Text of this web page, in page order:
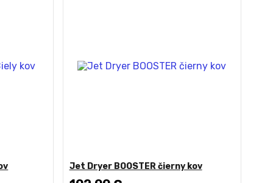
Jet Dryer BOOSTER čierny kov